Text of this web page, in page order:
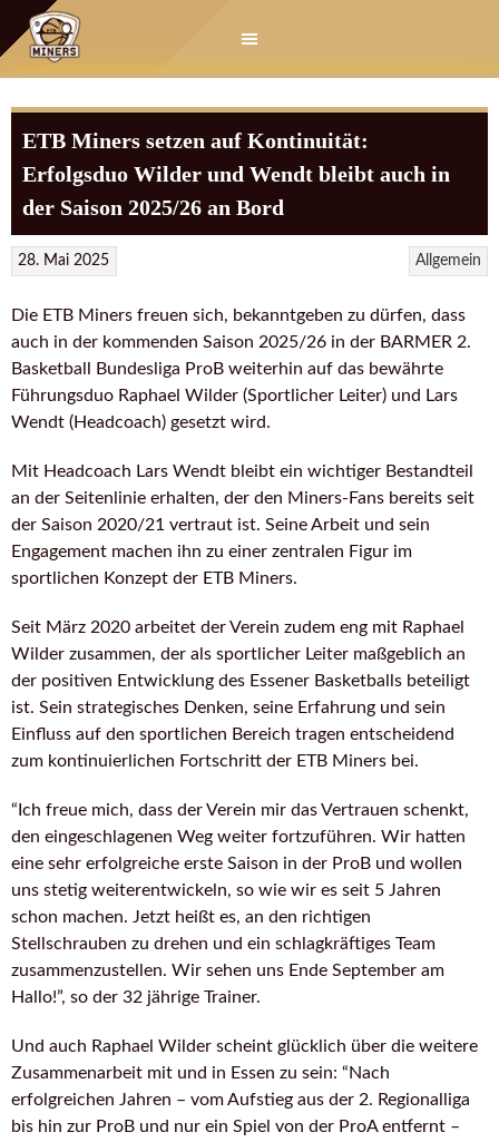
Springe
zum
ETB Miners setzen auf Kontinuität:
Erfolgsduo Wilder und Wendt bleibt auch in
der Saison 2025/26 an Bord
Allgemein
28. Mai 2025
Die ETB Miners freuen sich, bekanntgeben zu dürfen, dass
auch in der kommenden Saison 2025/26 in der BARMER 2.
Basketball Bundesliga ProB weiterhin auf das bewährte
Führungsduo Raphael Wilder (Sportlicher Leiter) und Lars
Wendt (Headcoach) gesetzt wird.
Mit Headcoach Lars Wendt bleibt ein wichtiger Bestandteil
an der Seitenlinie erhalten, der den Miners-Fans bereits seit
der Saison 2020/21 vertraut ist. Seine Arbeit und sein
Engagement machen ihn zu einer zentralen Figur im
sportlichen Konzept der ETB Miners.
Seit März 2020 arbeitet der Verein zudem eng mit Raphael
Wilder zusammen, der als sportlicher Leiter maßgeblich an
der positiven Entwicklung des Essener Basketballs beteiligt
ist. Sein strategisches Denken, seine Erfahrung und sein
Einfluss auf den sportlichen Bereich tragen entscheidend
zum kontinuierlichen Fortschritt der ETB Miners bei.
“Ich freue mich, dass der Verein mir das Vertrauen schenkt,
den eingeschlagenen Weg weiter fortzuführen. Wir hatten
eine sehr erfolgreiche erste Saison in der ProB und wollen
uns stetig weiterentwickeln, so wie wir es seit 5 Jahren
schon machen. Jetzt heißt es, an den richtigen
Stellschrauben zu drehen und ein schlagkräftiges Team
zusammenzustellen. Wir sehen uns Ende September am
Hallo!”, so der 32 jährige Trainer.
Und auch Raphael Wilder scheint glücklich über die weitere
Zusammenarbeit mit und in Essen zu sein: “Nach
erfolgreichen Jahren – vom Aufstieg aus der 2. Regionalliga
bis hin zur ProB und nur ein Spiel von der ProA entfernt –